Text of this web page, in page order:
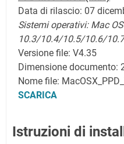
Data di rilascio: 07
Sistemi operativi: Mac
10.3/10.4/10.5/10.6/
Versione file: V4.35
Dimensione documento:
Nome file:
SCARICA
Istruzioni di